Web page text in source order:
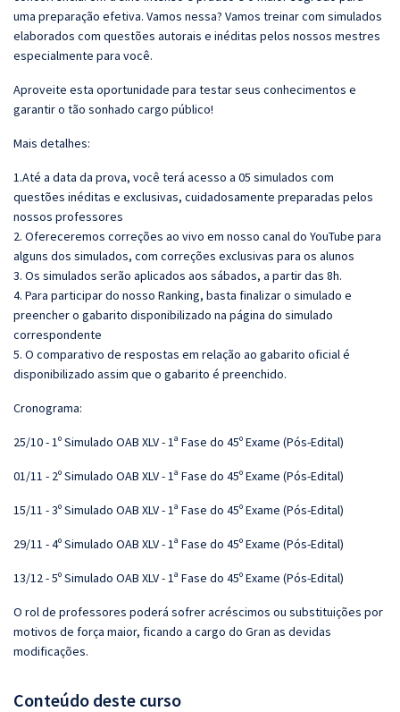
uma preparação efetiva. Vamos nessa? Vamos treinar com simulados
elaborados com questões autorais e inéditas pelos nossos mestres
especialmente para você.
Aproveite esta oportunidade para testar seus conhecimentos e
garantir o tão sonhado cargo público!
Mais detalhes:
1.Até a data da prova, você terá acesso a 05 simulados com
questões inéditas e exclusivas, cuidadosamente preparadas pelos
nossos professores
2. Ofereceremos correções ao vivo em nosso canal do YouTube para
alguns dos simulados, com correções exclusivas para os alunos
3. Os simulados serão aplicados aos sábados, a partir das 8h.
4. Para participar do nosso Ranking, basta finalizar o simulado e
preencher o gabarito disponibilizado na página do simulado
correspondente
5. O comparativo de respostas em relação ao gabarito oficial é
disponibilizado assim que o gabarito é preenchido.
Cronograma:
25/10 - 1º Simulado OAB XLV - 1ª Fase do 45º Exame (Pós-Edital)
01/11 - 2º Simulado OAB XLV - 1ª Fase do 45º Exame (Pós-Edital)
15/11 - 3º Simulado OAB XLV - 1ª Fase do 45º Exame (Pós-Edital)
29/11 - 4º Simulado OAB XLV - 1ª Fase do 45º Exame (Pós-Edital)
13/12 - 5º Simulado OAB XLV - 1ª Fase do 45º Exame (Pós-Edital)
O rol de professores poderá sofrer acréscimos ou substituições por
motivos de força maior, ficando a cargo do Gran as devidas
modificações.
Conteúdo deste curso